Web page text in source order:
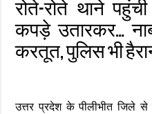
रोते-रोते थाने
कपड़े उतारकर…
करतूत, पुलिस भी
उत्तर प्रदेश के पीलीभीत जिले से